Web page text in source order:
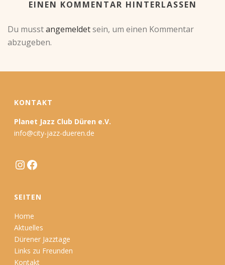
EINEN KOMMENTAR HINTERLASSEN
Du musstangemeldetsein, um einen Kommentar
abzugeben.
KONTAKT
Planet Jazz Club Düren e.V.
info@city-jazz-dueren.de
Instagram
Facebook
SEITEN
Home
Aktuelles
Dürener Jazztage
Links zu Freunden
Kontakt